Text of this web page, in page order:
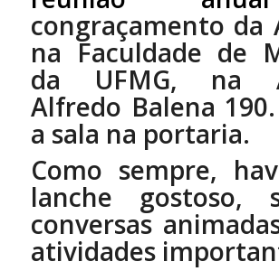
congraçamento da
na Faculdade de
da UFMG, na
Alfredo Balena
a sala na portaria.
Como sempre,
lanche gostoso,
conversas
atividades